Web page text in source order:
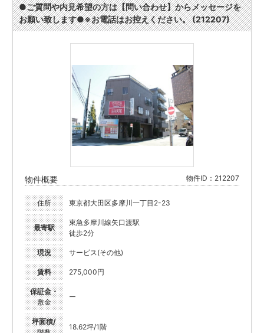
●ご質問や内見希望の方は【問い合わせ】からメッセージを
お願い致します●※お電話はお控えください。 (212207)
物件概要 物件ID：212207
住所 東京都大田区多摩川一丁目2-23
最寄駅
東急多摩川線矢口渡駅
徒歩2分
現況 サービス(その他)
賃料 275,000円
保証金・
敷金
ー
坪面積/
18.62坪/1階